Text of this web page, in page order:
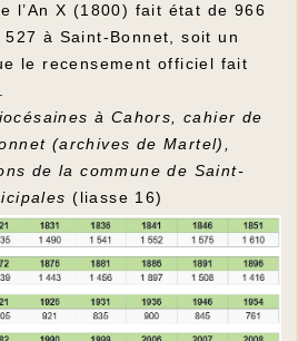
l’An X (1800) fait état de 966
à Saint-Bonnet, soit un
le recensement officiel fait
à Cahors, cahier de
(archives de Martel),
de la commune de Saint-
(liasse 16)